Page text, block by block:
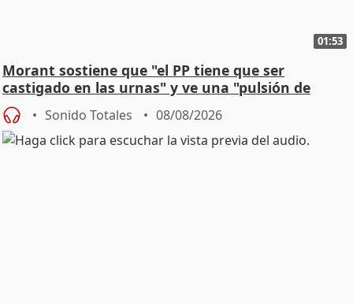
01:53
Morant sostiene que "el PP tiene que ser
castigado en las urnas" y ve una "pulsión de
cambio"
Sonido Totales 08/08/2026